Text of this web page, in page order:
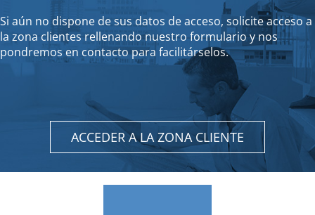
Si aún no dispone de sus datos de acceso, solicite acceso a
la zona clientes rellenando nuestro formulario y nos
pondremos en contacto para facilitárselos.
ACCEDER A LA ZONA CLIENTE